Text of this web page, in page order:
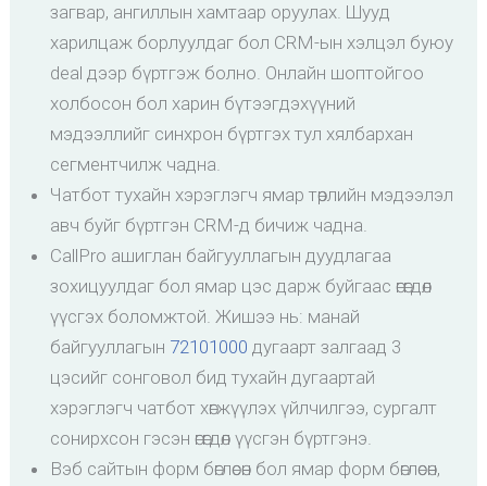
загвар, ангиллын хамтаар оруулах. Шууд
харилцаж борлуулдаг бол CRM-ын хэлцэл буюу
deal дээр бүртгэж болно. Онлайн шоптойгоо
холбосон бол харин бүтээгдэхүүний
мэдээллийг синхрон бүртгэх тул хялбархан
сегментчилж чадна.
Чатбот тухайн хэрэглэгч ямар төрлийн мэдээлэл
авч буйг бүртгэн CRM-д бичиж чадна.
CallPro ашиглан байгууллагын дуудлагаа
зохицуулдаг бол ямар цэс дарж буйгаас өгөгдөл
үүсгэх боломжтой. Жишээ нь: манай
байгууллагын 72101000 дугаарт залгаад 3
цэсийг сонговол бид тухайн дугаартай
хэрэглэгч чатбот хөгжүүлэх үйлчилгээ, сургалт
сонирхсон гэсэн өгөгдөл үүсгэн бүртгэнэ.
Вэб сайтын форм бөглөсөн бол ямар форм бөглөсөн,